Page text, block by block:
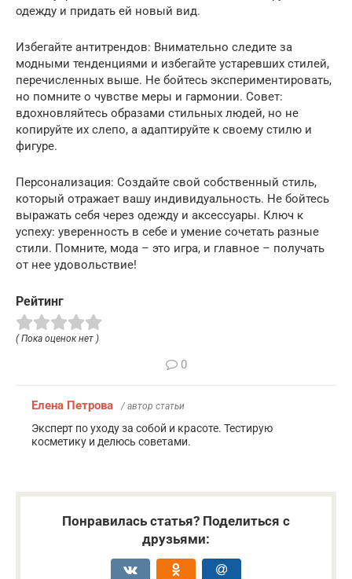
одежду и придать ей новый вид.
Избегайте антитрендов: Внимательно следите за
модными тенденциями и избегайте устаревших стилей,
перечисленных выше. Не бойтесь экспериментировать,
но помните о чувстве меры и гармонии. Совет:
вдохновляйтесь образами стильных людей, но не
копируйте их слепо, а адаптируйте к своему стилю и
фигуре.
Персонализация: Создайте свой собственный стиль,
который отражает вашу индивидуальность. Не бойтесь
выражать себя через одежду и аксессуары. Ключ к
успеху: уверенность в себе и умение сочетать разные
стили. Помните, мода – это игра, и главное – получать
от нее удовольствие!
Рейтинг
( Пока оценок нет )
0
Елена Петрова / автор статьи
Эксперт по уходу за собой и красоте. Тестирую
косметику и делюсь советами.
Понравилась статья? Поделиться с
друзьями: